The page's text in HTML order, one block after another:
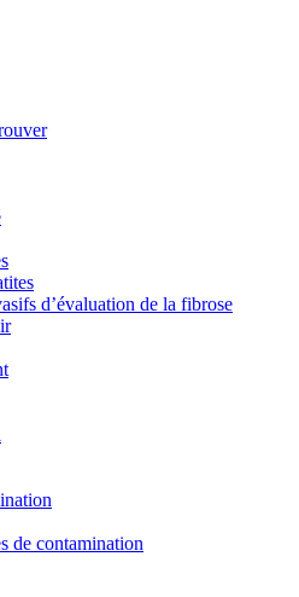
d’évaluation de la fibrose
de contamination